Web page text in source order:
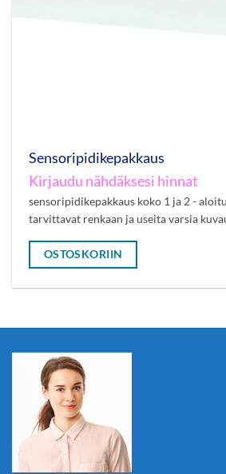
Sensoripidikepakkaus
Kirjaudu nähdäksesi hinnat
sensoripidikepakkaus koko 1 ja 2 -
tarvittavat renkaan ja useita varsia
OSTOSKORIIN